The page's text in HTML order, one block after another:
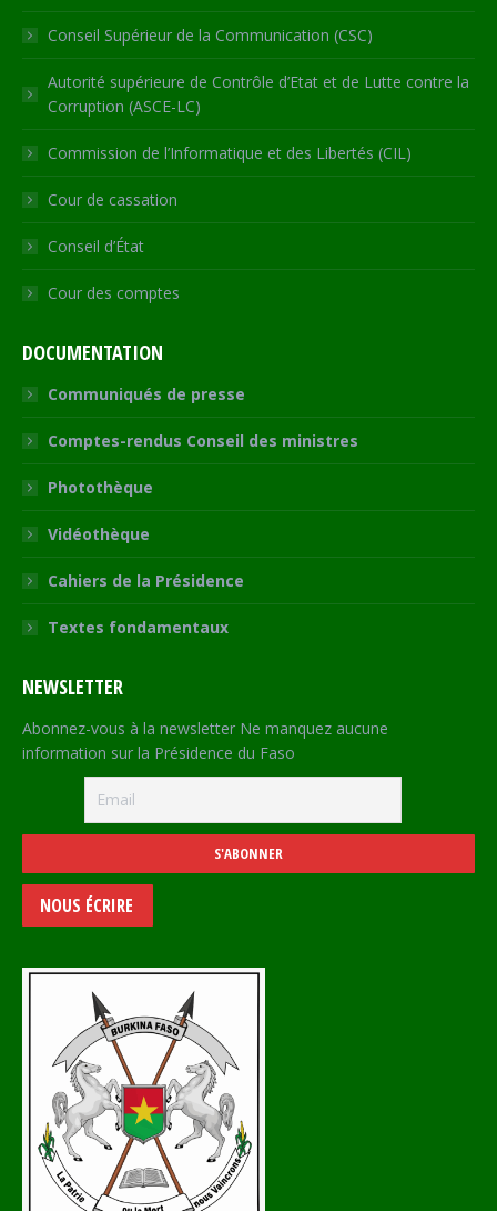
Conseil Supérieur de la Communication (CSC)
Autorité supérieure de Contrôle d’Etat et de Lutte contre la
Corruption (ASCE-LC)
Commission de l’Informatique et des Libertés (CIL)
Cour de cassation
Conseil d’État
Cour des comptes
DOCUMENTATION
Communiqués de presse
Comptes-rendus Conseil des ministres
Photothèque
Vidéothèque
Cahiers de la Présidence
Textes fondamentaux
NEWSLETTER
Abonnez-vous à la newsletter Ne manquez aucune
information sur la Présidence du Faso
NOUS ÉCRIRE